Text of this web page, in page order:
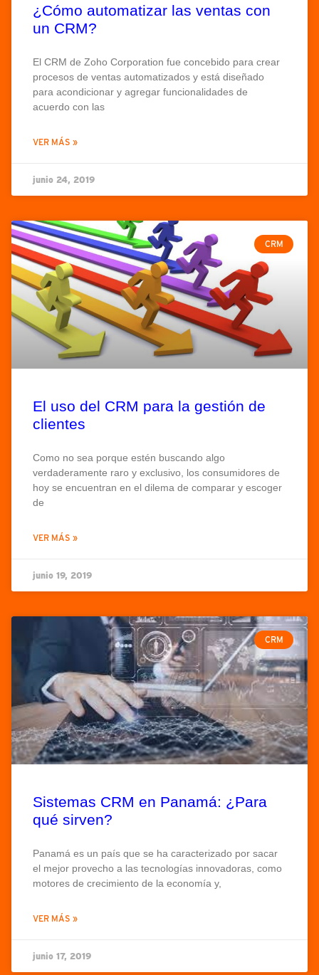
ENGLISH
¿Cómo automatizar las ventas con
un CRM?
El CRM de Zoho Corporation fue concebido para crear
procesos de ventas automatizados y está diseñado
para acondicionar y agregar funcionalidades de
acuerdo con las
VER MÁS »
junio 24, 2019
CRM
El uso del CRM para la gestión de
clientes
Como no sea porque estén buscando algo
verdaderamente raro y exclusivo, los consumidores de
hoy se encuentran en el dilema de comparar y escoger
de
VER MÁS »
junio 19, 2019
CRM
Sistemas CRM en Panamá: ¿Para
qué sirven?
Panamá es un país que se ha caracterizado por sacar
el mejor provecho a las tecnologías innovadoras, como
motores de crecimiento de la economía y,
VER MÁS »
junio 17, 2019